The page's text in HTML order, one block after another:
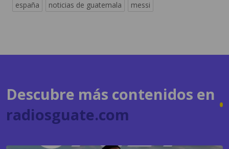
españa
noticias de guatemala messi
Descubre más contenidos en
radiosguate.com